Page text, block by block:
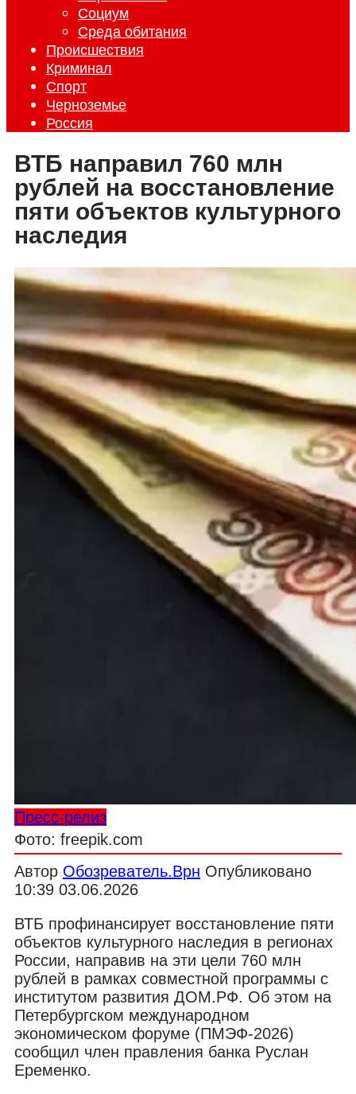
Социум
Среда обитания
Происшествия
Криминал
Спорт
Черноземье
Россия
ВТБ направил 760 млн
рублей на восстановление
пяти объектов культурного
наследия
Пресс-релиз
Фото: freepik.com
Автор Обозреватель.Врн Опубликовано
10:39 03.06.2026
ВТБ профинансирует восстановление пяти
объектов культурного наследия в регионах
России, направив на эти цели 760 млн
рублей в рамках совместной программы с
институтом развития ДОМ.РФ. Об этом на
Петербургском международном
экономическом форуме (ПМЭФ-2026)
сообщил член правления банка Руслан
Еременко.